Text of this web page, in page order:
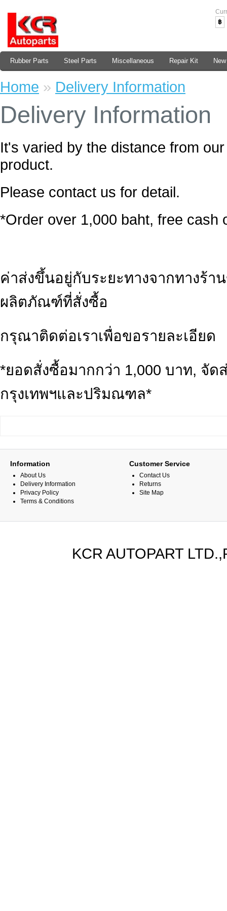
฿
Rubber Parts Steel Parts Miscellaneous Repair Kit
Home » Delivery Information
Delivery Information
It's varied by the distance from
product.
Please contact us for detail.
*Order over 1,000 baht, free cash
ค่าส่งขึ้นอยู่กับระยะทางจากทางร้
ผลิตภัณฑ์ที่สั่งซื้อ
กรุณาติดต่อเราเพื่อขอรายละเอียด
*ยอดสั่งซื้อมากกว่า 1,000 บาท, จัด
กรุงเทพฯและปริมณฑล*
Information
About Us
Delivery Information
Privacy Policy
Terms & Conditions
Customer Service
Contact Us
Returns
Site Map
KCR AUTOPART